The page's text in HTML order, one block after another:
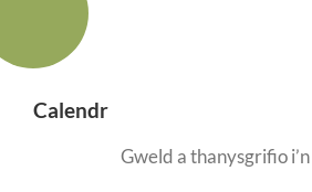
Calendr
Gweld a thanysgrifio